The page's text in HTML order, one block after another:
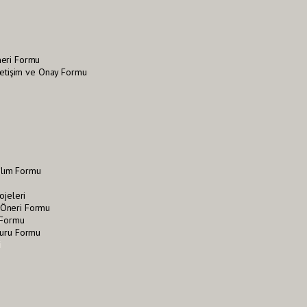
Formu
ve Onay Formu
Formu
Formu
Formu